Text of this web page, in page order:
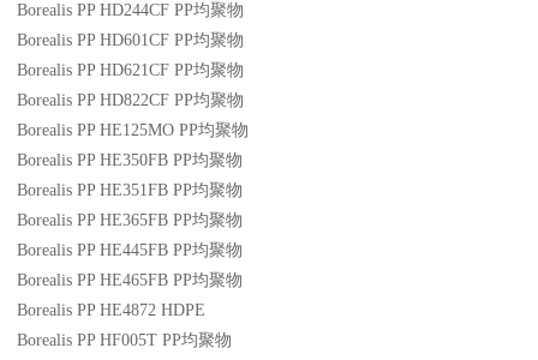
Borealis PP HD244CF PP均聚物
Borealis PP HD601CF PP均聚物
Borealis PP HD621CF PP均聚物
Borealis PP HD822CF PP均聚物
Borealis PP HE125MO PP均聚物
Borealis PP HE350FB PP均聚物
Borealis PP HE351FB PP均聚物
Borealis PP HE365FB PP均聚物
Borealis PP HE445FB PP均聚物
Borealis PP HE465FB PP均聚物
Borealis PP HE4872 HDPE
Borealis PP HF005T PP均聚物